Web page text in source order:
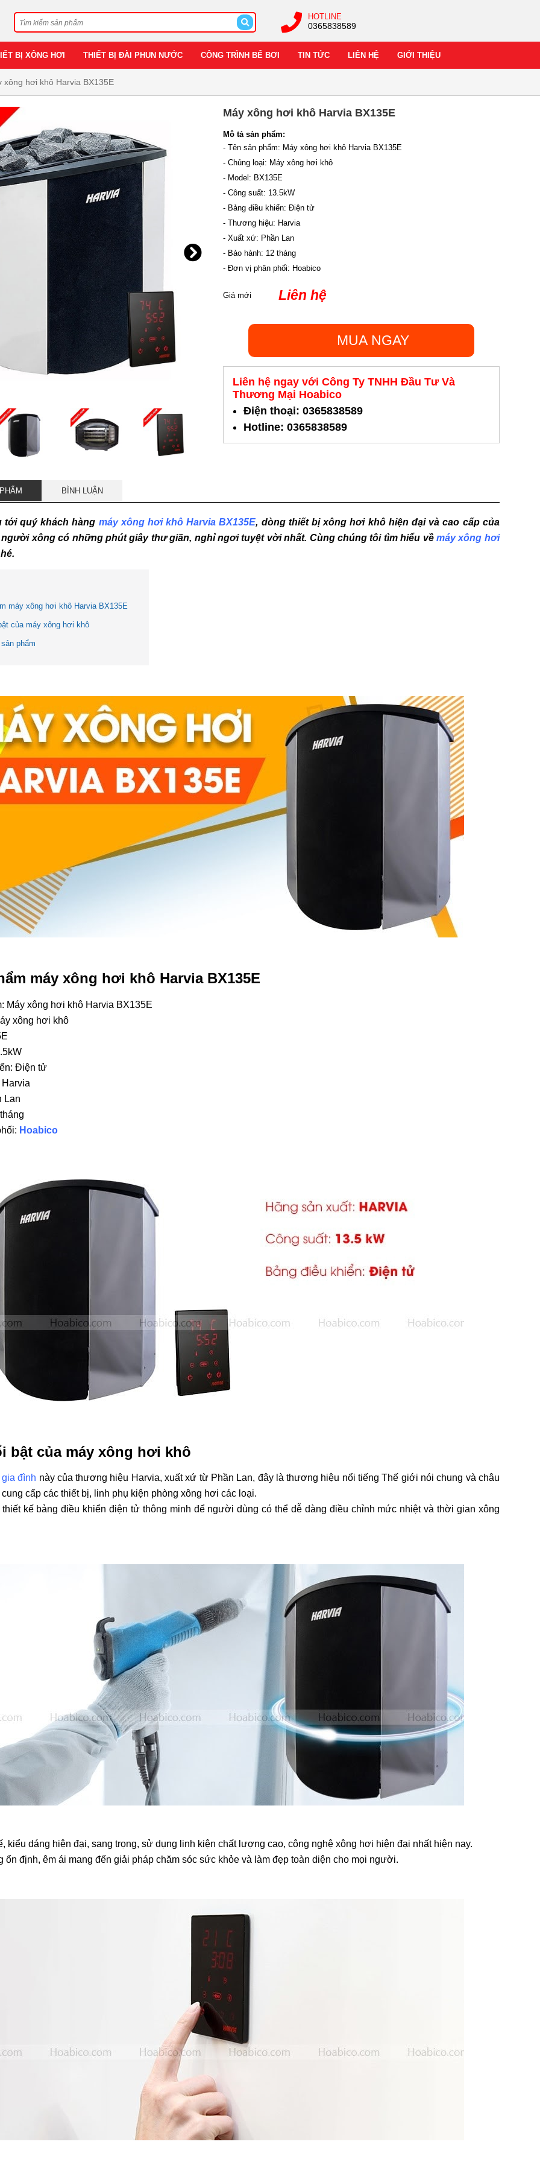
HOTLINE
0365838589
BỊ XÔNG HƠI THIẾT BỊ ĐÀI PHUN NƯỚC CÔNG TRÌNH BỂ BƠI TIN TỨC LIÊN HỆ GIỚI THIỆU
xông hơi khô Harvia BX135E
Máy xông hơi khô Harvia BX135E
Mô tả sản phẩm:
- Tên sản phẩm: Máy xông hơi khô Harvia BX135E
- Chủng loại: Máy xông hơi khô
- Model: BX135E
- Công suất: 13.5kW
- Bảng điều khiển: Điện tử
- Thương hiệu: Harvia
- Xuất xứ: Phần Lan
- Bảo hành: 12 tháng
- Đơn vị phân phối: Hoabico
Giá mới Liên hệ
MUA NGAY
Liên hệ ngay với Công Ty TNHH Đầu Tư Và
Thương Mại Hoabico
Điện thoại: 0365838589
Hotline: 0365838589
BÌNH LUẬN
tới quý khách hàng máy xông hơi khô Harvia BX135E, dòng thiết bị xông hơi khô hiện đại và cao cấp của
người xông có những phút giây thư giãn, nghỉ ngơi tuyệt vời nhất. Cùng chúng tôi tìm hiểu về máy xông hơi
máy xông hơi khô Harvia BX135E
của máy xông hơi khô
phẩm
máy xông hơi khô Harvia BX135E
Máy xông hơi khô Harvia BX135E
xông hơi khô
Điện tử
Lan
Hoabico
bật của máy xông hơi khô
đình này của thương hiệu Harvia, xuất xứ từ Phần Lan, đây là thương hiệu nổi tiếng Thế giới nói chung và châu
cấp các thiết bị, linh phụ kiện phòng xông hơi các loại.
kế bảng điều khiển điện tử thông minh để người dùng có thể dễ dàng điều chỉnh mức nhiệt và thời gian xông
kiểu dáng hiện đại, sang trọng, sử dụng linh kiện chất lượng cao, công nghệ xông hơi hiện đại nhất hiện nay.
ổn định, êm ái mang đến giải pháp chăm sóc sức khỏe và làm đẹp toàn diện cho mọi người.